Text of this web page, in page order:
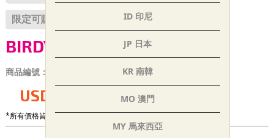
ID 印尼
JP 日本
KR 南韓
MO 澳門
MY 馬來西亞
限定可購買之會員群組
BIRDY GV+ 綠野橘
商品編號：
USD$2930.00
*所有價格皆未稅